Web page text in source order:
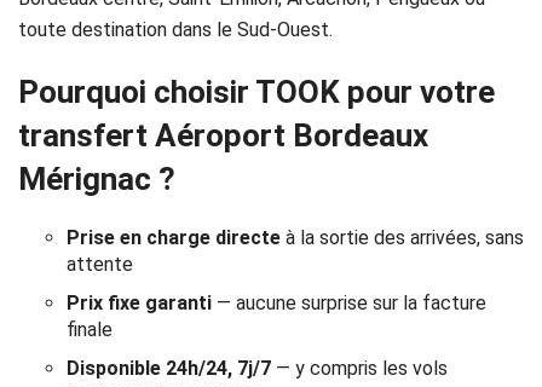
Services
de
chauffeur
Transferts
Aéroports
Solutions
d'affaires
toute destination dans le Sud-Ouest.
Pourquoi choisir TOOK pour votre
transfert Aéroport Bordeaux
Mérignac ?
Prise en charge directe à la sortie des arrivées, sans
attente
Prix fixe garanti — aucune surprise sur la facture
finale
Disponible 24h/24, 7j/7 — y compris les vols